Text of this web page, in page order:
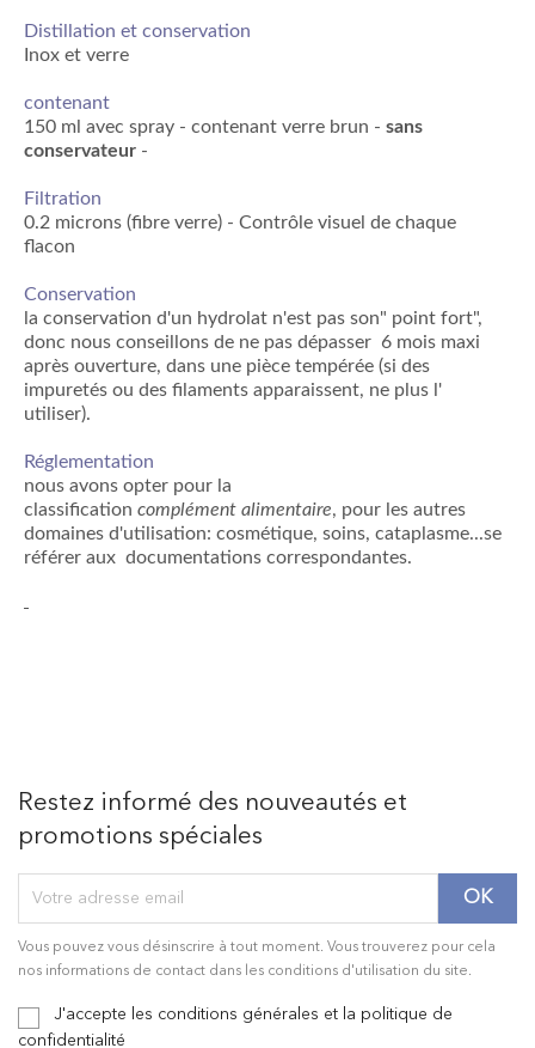
Distillation et conservation
Inox et verre
contenant
150 ml avec spray - contenant verre brun - sans
conservateur -
Filtration
0.2 microns (fibre verre) - Contrôle visuel de chaque
flacon
Conservation
la conservation d'un hydrolat n'est pas son" point fort",
donc nous conseillons de ne pas dépasser 6 mois maxi
après ouverture, dans une pièce tempérée (si des
impuretés ou des filaments apparaissent, ne plus l'
utiliser).
Réglementation
nous avons opter pour la
classification complément alimentaire, pour les autres
domaines d'utilisation: cosmétique, soins, cataplasme...se
référer aux documentations correspondantes.
Restez informé des nouveautés et
promotions spéciales
Vous pouvez vous désinscrire à tout moment. Vous trouverez pour cela
nos informations de contact dans les conditions d'utilisation du site.
J'accepte les conditions générales et la politique de
confidentialité